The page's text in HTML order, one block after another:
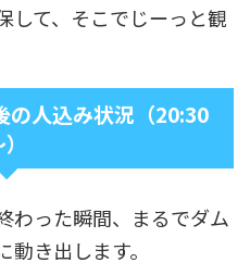
して、そこでじーっと観
の人込み状況（20:30
わった瞬間、まるでダム
き出します。